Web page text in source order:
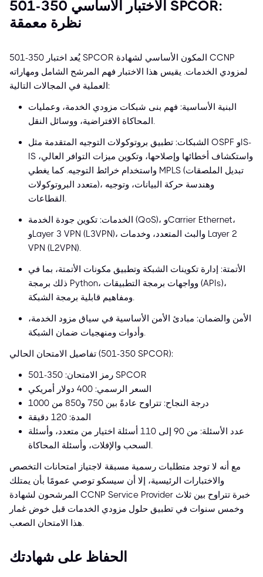
الاختبار الأساسي 350-501 SPCOR:
نظرة معمقة
يُعد اختبار 350-501 SPCOR المكون الأساسي لشهادة CCNP
لمزودي الخدمات. يقيس هذا الاختبار فهم المرشح الشامل ومهاراته
العملية في المجالات التالية:
البنية الأساسية: فهم بنى شبكات مزودي الخدمة، وعمليات
المحاكاة الافتراضية، ووسائل النقل.
الشبكات: تطبيق بروتوكولات التوجيه المتقدمة مثل OSPF وIS-
IS واستكشاف أخطائها وإصلاحها، وتكوين ميزات التوافر العالي،
واستخدام خرائط التوجيه. كما يغطي MPLS (تبديل الملصقات
متعدد البروتوكولات)، وهندسة حركة البيانات، وتوجيه
القطاعات.
الخدمات: تكوين جودة الخدمة (QoS)، وCarrier Ethernet،
وLayer 3 VPN (L3VPN)، والبث المتعدد، وخدمات Layer 2
VPN (L2VPN).
الأتمتة: إدارة تكوينات الشبكة وتطبيق مكونات الأتمتة، بما في
ذلك برمجة Python، وواجهات برمجة التطبيقات (APIs)،
ومفاهيم قابلية برمجة الشبكة.
الأمن والضمان: مبادئ الأمن الأساسية في سياق مزود الخدمة،
وأدوات ومنهجيات ضمان الشبكة.
تفاصيل الامتحان الحالي (350-501 SPCOR):
رمز الامتحان: 350-501 SPCOR
السعر الرسمي: 400 دولار أمريكي
درجة النجاح: تتراوح عادةً بين 750 و850 من 1000
المدة: 120 دقيقة
عدد الأسئلة: من 90 إلى 110 أسئلة اختيار من متعدد، وأسئلة
السحب والإفلات، وأسئلة المحاكاة.
مع أنه لا توجد متطلبات رسمية مسبقة لاجتياز امتحانات التخصص
والاختبارات الرئيسية، إلا أن سيسكو توصي عمومًا بأن يمتلك
المرشحون لشهادة CCNP Service Provider خبرة تتراوح بين ثلاث
وخمس سنوات في تطبيق حلول مزودي الخدمات قبل خوض غمار
هذا الامتحان الصعب.
الحفاظ على شهادتك